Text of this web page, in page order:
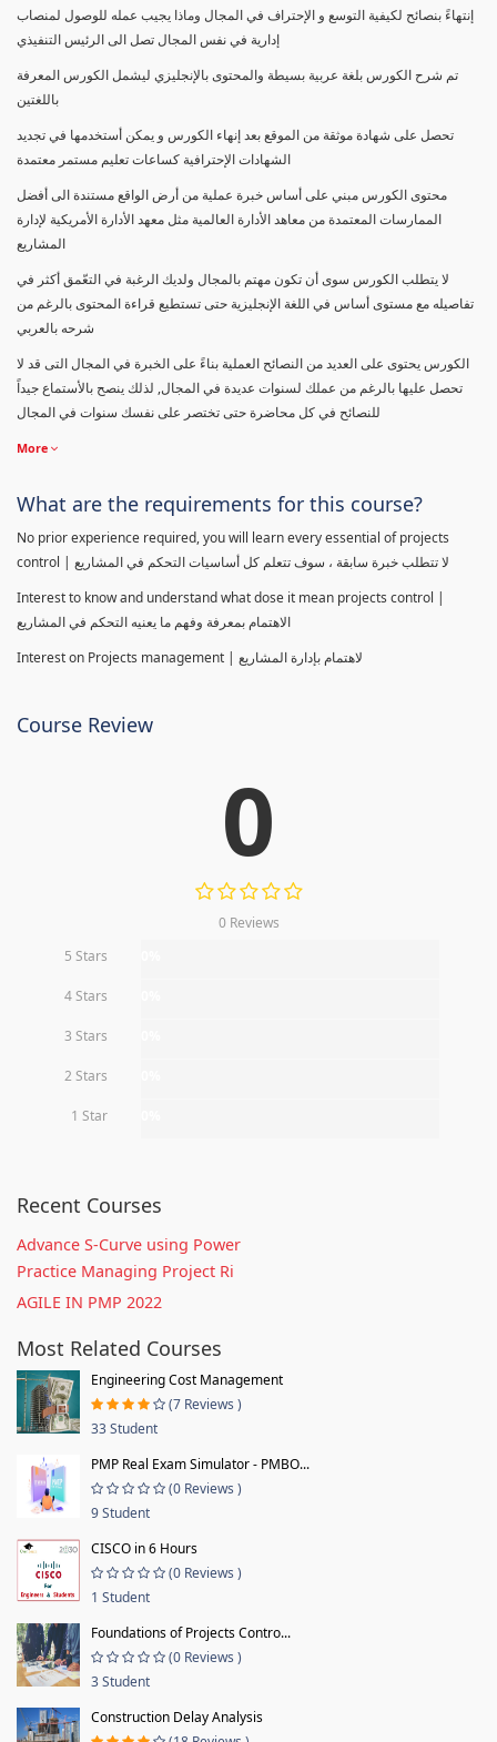
إنتهاءً بنصائح لكيفية التوسع و الإحتراف في المجال وماذا يجيب عمله للوصول لمنصاب
إدارية في نفس المجال تصل الى الرئيس التنفيذي
تم شرح الكورس بلغة عربية بسيطة والمحتوى بالإنجليزي ليشمل الكورس المعرفة
باللغتين
تحصل على شهادة موثقة من الموقع بعد إنهاء الكورس و يمكن أستخدمها في تجديد
الشهادات الإحترافية كساعات تعليم مستمر معتمدة
محتوى الكورس مبني على أساس خبرة عملية من أرض الواقع مستندة الى أفضل
الممارسات المعتمدة من معاهد الأدارة العالمية مثل معهد الأدارة الأمريكية لإدارة
المشاريع
لا يتطلب الكورس سوى أن تكون مهتم بالمجال ولديك الرغبة في التعّمق أكثر في
تفاصيله مع مستوى أساس في اللغة الإنجليزية حتى تستطيع قراءة المحتوى بالرغم من
شرحه بالعربي
الكورس يحتوى على العديد من النصائح العملية بناءً على الخبرة في المجال التى قد لا
تحصل عليها بالرغم من عملك لسنوات عديدة في المجال, لذلك ينصح بالأستماع جيداً
للنصائح في كل محاضرة حتى تختصر على نفسك سنوات في المجال
More
What are the requirements for this course?
No prior experience required, you will learn every essential of projects
control | لا تتطلب خبرة سابقة ، سوف تتعلم كل أساسيات التحكم في المشاريع
Interest to know and understand what dose it mean projects control |
الاهتمام بمعرفة وفهم ما يعنيه التحكم في المشاريع
Interest on Projects management | لاهتمام بإدارة المشاريع
Course Review
0
0 Reviews
5 Stars
4 Stars
3 Stars
2 Stars
1 Star
Recent Courses
Advance S-Curve using Power
Practice Managing Project Ri
AGILE IN PMP 2022
Most Related Courses
Engineering Cost Management
(7 Reviews )
33 Student
PMP Real Exam Simulator - PMBO...
(0 Reviews )
9 Student
CISCO in 6 Hours
(0 Reviews )
1 Student
Foundations of Projects Contro...
(0 Reviews )
3 Student
Construction Delay Analysis